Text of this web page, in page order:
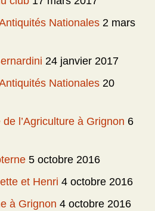
Nationales 2 mars
24 janvier 2017
Nationales 20
l’Agriculture à Grignon 6
5 octobre 2016
et Henri 4 octobre 2016
à Grignon 4 octobre 2016